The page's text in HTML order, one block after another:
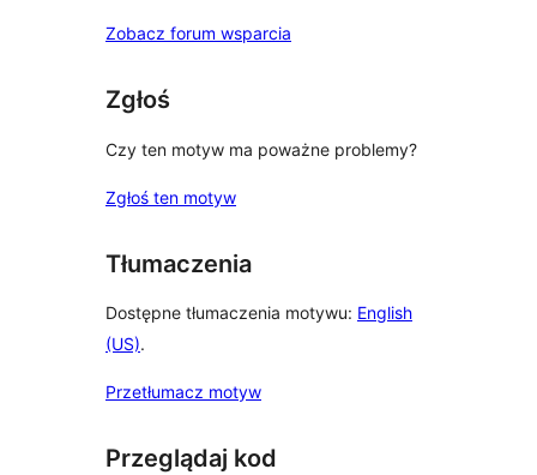
Zobacz forum wsparcia
Zgłoś
Czy ten motyw ma poważne problemy?
Zgłoś ten motyw
Tłumaczenia
Dostępne tłumaczenia motywu: English
(US).
Przetłumacz motyw
Przeglądaj kod